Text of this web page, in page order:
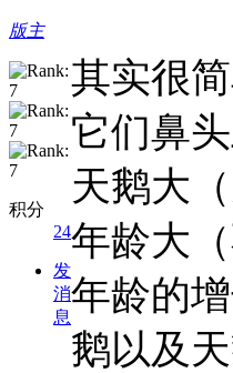
版主
积分
24
发
消
息
其实很
它们鼻
天鹅大
年龄大
年龄的
鹅以及